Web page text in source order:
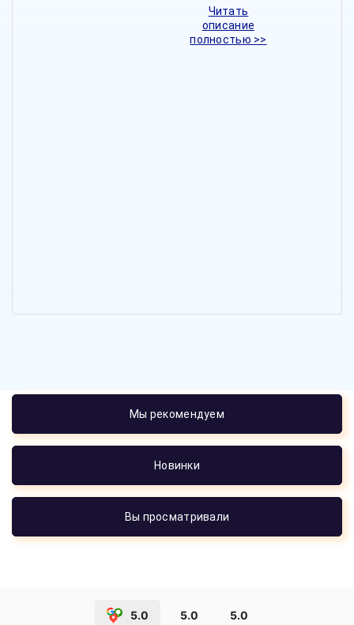
Читать
описание
полностью >>
Мы рекомендуем
Новинки
Вы просматривали
5.0 5.0 5.0